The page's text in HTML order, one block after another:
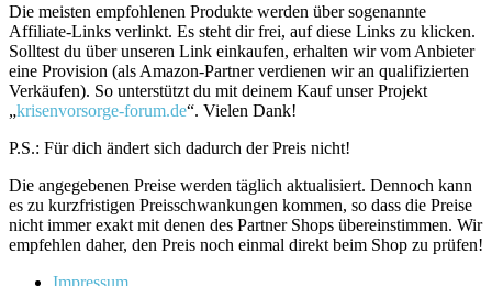
Die meisten empfohlenen Produkte werden über sogenannte
Affiliate-Links verlinkt. Es steht dir frei, auf diese Links zu klicken.
Solltest du über unseren Link einkaufen, erhalten wir vom Anbieter
eine Provision (als Amazon-Partner verdienen wir an qualifizierten
Verkäufen). So unterstützt du mit deinem Kauf unser Projekt
„krisenvorsorge-forum.de“. Vielen Dank!
P.S.: Für dich ändert sich dadurch der Preis nicht!
Die angegebenen Preise werden täglich aktualisiert. Dennoch kann
es zu kurzfristigen Preisschwankungen kommen, so dass die Preise
nicht immer exakt mit denen des Partner Shops übereinstimmen. Wir
empfehlen daher, den Preis noch einmal direkt beim Shop zu prüfen!
Impressum